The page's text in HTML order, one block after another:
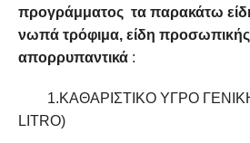
προγράμματος τα παρακάτω
νωπά τρόφιμα, είδη προσωπικής
απορρυπαντικά :
1.ΚΑΘΑΡΙΣΤΙΚΟ ΥΓΡΟ
LITRO)